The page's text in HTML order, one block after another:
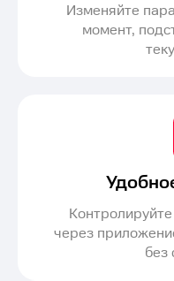
Изменяйте
момент,
через
без